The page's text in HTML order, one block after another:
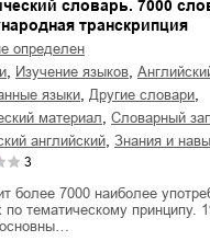
словарь. 7000
транскрипция
определен
изучение языков
языки другие словари
материал словарный
английский знания и
3
более 7000 наиболее
по тематическому принципу.